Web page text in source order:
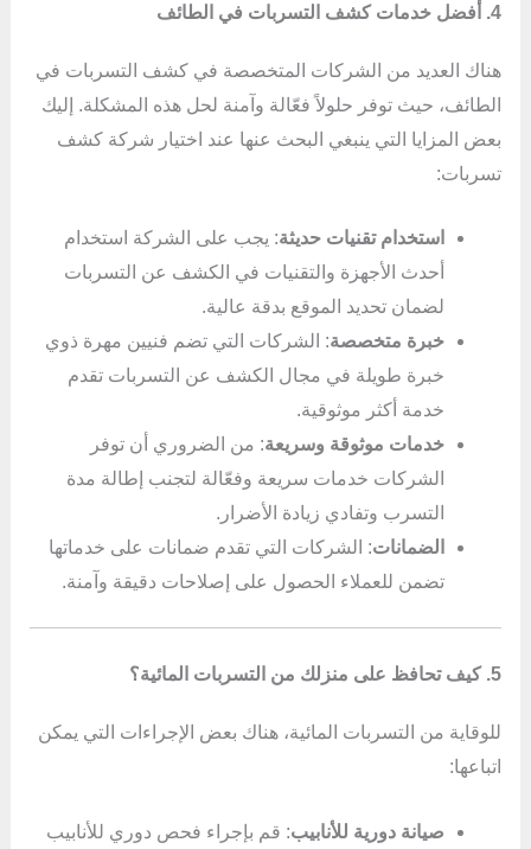
4. أفضل خدمات كشف التسربات في الطائف
هناك العديد من الشركات المتخصصة في كشف التسربات في
الطائف، حيث توفر حلولاً فعّالة وآمنة لحل هذه المشكلة. إليك
بعض المزايا التي ينبغي البحث عنها عند اختيار شركة كشف
تسربات:
استخدام تقنيات حديثة: يجب على الشركة استخدام
أحدث الأجهزة والتقنيات في الكشف عن التسربات
لضمان تحديد الموقع بدقة عالية.
خبرة متخصصة: الشركات التي تضم فنيين مهرة ذوي
خبرة طويلة في مجال الكشف عن التسربات تقدم
خدمة أكثر موثوقية.
خدمات موثوقة وسريعة: من الضروري أن توفر
الشركات خدمات سريعة وفعّالة لتجنب إطالة مدة
التسرب وتفادي زيادة الأضرار.
الضمانات: الشركات التي تقدم ضمانات على خدماتها
تضمن للعملاء الحصول على إصلاحات دقيقة وآمنة.
5. كيف تحافظ على منزلك من التسربات المائية؟
للوقاية من التسربات المائية، هناك بعض الإجراءات التي يمكن
اتباعها:
صيانة دورية للأنابيب: قم بإجراء فحص دوري للأنابيب